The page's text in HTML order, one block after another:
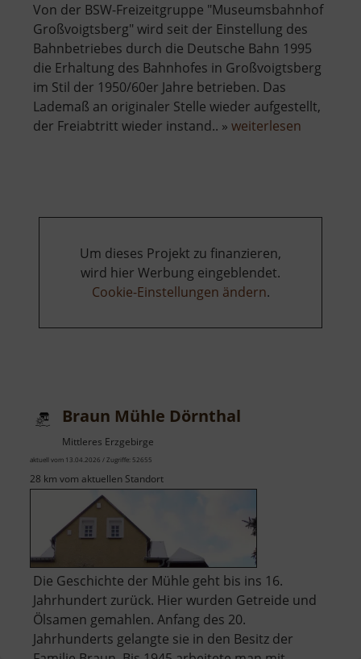
Von der BSW-Freizeitgruppe "Museumsbahnhof
Großvoigtsberg" wird seit der Einstellung des
Bahnbetriebes durch die Deutsche Bahn 1995
die Erhaltung des Bahnhofes in Großvoigtsberg
im Stil der 1950/60er Jahre betrieben. Das
Lademaß an originaler Stelle wieder aufgestellt,
der Freiabtritt wieder instand.. » weiterlesen
Um dieses Projekt zu finanzieren,
wird hier Werbung eingeblendet.
Cookie-Einstellungen ändern.
Braun Mühle Dörnthal
Mittleres Erzgebirge
aktuell vom 13.04.2026 / Zugriffe: 52655
28 km vom aktuellen Standort
Die Geschichte der Mühle geht bis ins 16.
Jahrhundert zurück. Hier wurden Getreide und
Ölsamen gemahlen. Anfang des 20.
Jahrhunderts gelangte sie in den Besitz der